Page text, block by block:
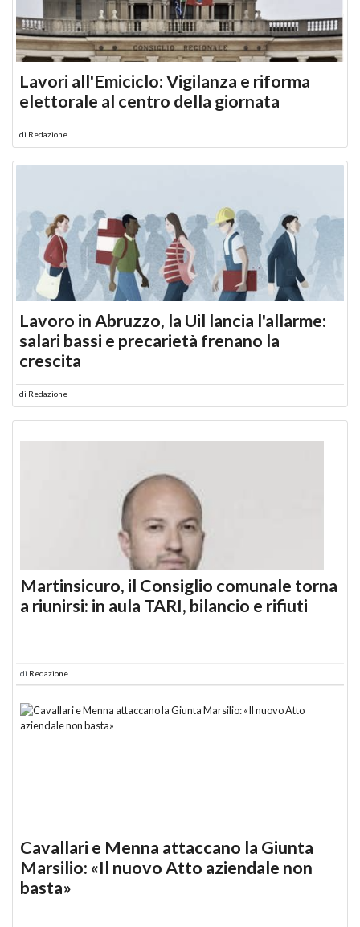
Lavori all'Emiciclo: Vigilanza e riforma
elettorale al centro della giornata
di Redazione
Lavoro in Abruzzo, la Uil lancia l'allarme:
salari bassi e precarietà frenano la
crescita
di Redazione
Martinsicuro, il Consiglio comunale torna
a riunirsi: in aula TARI, bilancio e rifiuti
di Redazione
Cavallari e Menna attaccano la Giunta
Marsilio: «Il nuovo Atto aziendale non
basta»